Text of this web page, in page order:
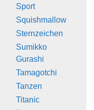
Sport
Squishmallow
Sternzeichen
Sumikko
Gurashi
Tamagotchi
Tanzen
Titanic